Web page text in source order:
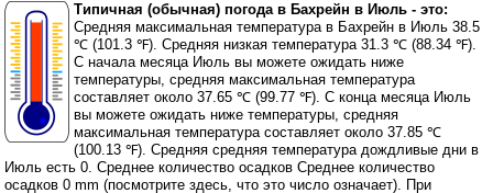
Типичная (обычная) погода в Бахрейн в Июль - это:
Средняя максимальная температура в Бахрейн в Июль 38.5
℃ (101.3 ℉). Средняя низкая температура 31.3 ℃ (88.34 ℉).
С начала месяца Июль вы можете ожидать ниже
температуры, средняя максимальная температура
составляет около 37.65 ℃ (99.77 ℉). С конца месяца Июль
вы можете ожидать ниже температуры, средняя
максимальная температура составляет около 37.85 ℃
(100.13 ℉). Средняя средняя температура дождливые дни в
Июль есть 0. Среднее количество осадков Среднее количество
осадков 0 mm (посмотрите здесь, что это число означает). При